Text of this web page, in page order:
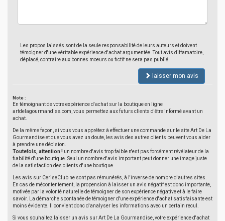
Les propos laissés sont de la seule responsabilité de leurs auteurs et doivent
témoigner d'une véritable expérience d'achat argumentée. Tout avis diffamatoire,
déplacé, contraire aux bonnes moeurs ou fictif ne sera pas publié
laisser mon avis
Note :
En témoignant de votre expérience d'achat sur la boutique en ligne
artdelagourmandise.com, vous permettez aux futurs clients d'être informé avant un
achat.
De la même façon, si vous vous apprêtez à effectuer une commande sur le site Art De La
Gourmandise et que vous avez un doute, les avis des autres clients peuvent vous aider
à prendre une décision.
Toutefois, attention ! un nombre d'avis trop faible n'est pas forcément révélateur de la
fiabilité d'une boutique. Seul un nombre d'avis important peut donner une image juste
de la satisfaction des clients d'une boutique.
Les avis sur CeriseClub ne sont pas rémunérés, à l'inverse de nombre d'autres sites.
En cas de mécontentement, la propension à laisser un avis négatif est donc importante,
motivée par la volonté naturelle de témoigner de son expérience négative et à le faire
savoir. La démarche spontanée de témoigner d'une expérience d'achat satisfaisante est
moins évidente. Il convient donc d'analyser les informations avec un certain recul.
Si vous souhaitez laisser un avis sur Art De La Gourmandise, votre expérience d'achat